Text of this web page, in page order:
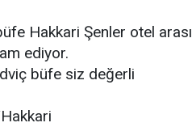
Hakkari Şenler otel arası
ediyor.
büfe siz değerli